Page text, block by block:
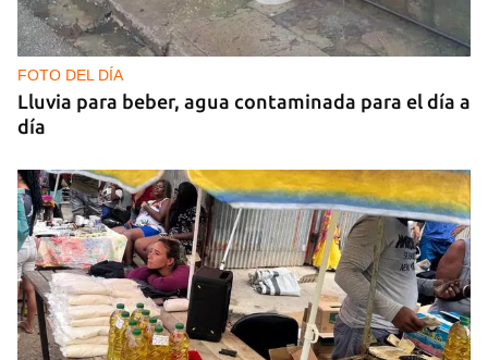
FOTO DEL DÍA
Lluvia para beber, agua contaminada para el día a
día